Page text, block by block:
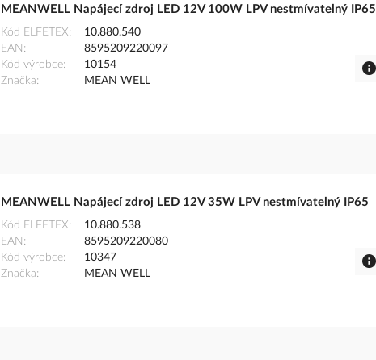
MEANWELL Napájecí zdroj LED 12V 100W LPV nestmívatelný IP65
Kód ELFETEX
10.880.540
EAN
8595209220097
Kód výrobce
10154
Značka
MEAN WELL
MEANWELL Napájecí zdroj LED 12V 35W LPV nestmívatelný IP65
Kód ELFETEX
10.880.538
EAN
8595209220080
Kód výrobce
10347
Značka
MEAN WELL